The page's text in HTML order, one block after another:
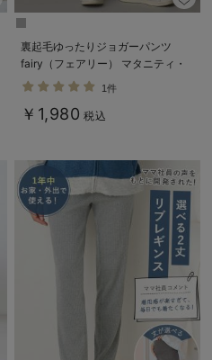
裏起毛ゆったりジョガーパンツ
fairy（フェアリー） マタニティ・
産後 【出産後も長く使える】
1件
￥1,980 税込